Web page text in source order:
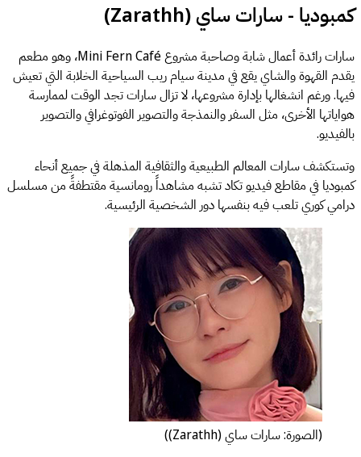
كمبوديا - سارات ساي (Zarathh)
سارات رائدة أعمال شابة وصاحبة مشروع Mini Fern Café، وهو مطعم
يقدم القهوة والشاي يقع في مدينة سيام ريب السياحية الخلابة التي تعيش
فيها. ورغم انشغالها بإدارة مشروعها، لا تزال سارات تجد الوقت لممارسة
هواياتها الأخرى، مثل السفر والنمذجة والتصوير الفوتوغرافي والتصوير
بالفيديو.
وتستكشف سارات المعالم الطبيعية والثقافية المذهلة في جميع أنحاء
كمبوديا في مقاطع فيديو تكاد تشبه مشاهداً رومانسية مقتطفةً من مسلسل
درامي كوري تلعب فيه بنفسها دور الشخصية الرئيسية.
(الصورة: سارات ساي (Zarathh))